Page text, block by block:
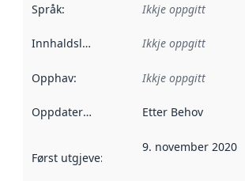
Språk: Ikkje oppgitt
Innhaldsleverandørar :
Ikkje oppgitt
Opphav: Ikkje oppgitt
Oppdateringsfrekvens :
Etter Behov
Først utgjeve:
9. november 2020